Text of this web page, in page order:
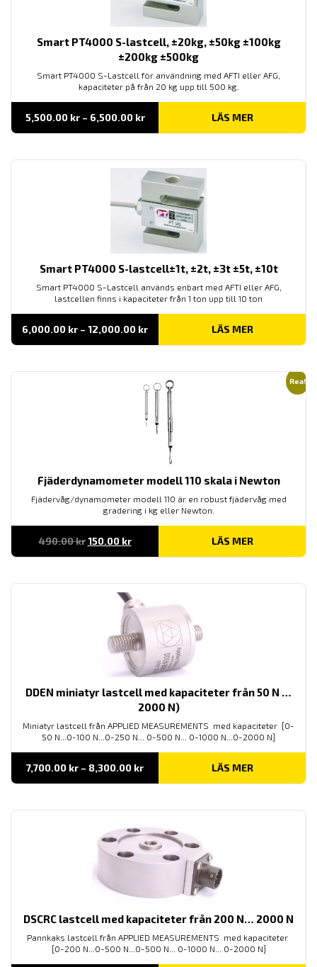
Smart PT4000 S-lastcell, ±20kg, ±50kg ±100kg
±200kg ±500kg
Smart PT4000 S-Lastcell för användning med AFTI eller AFG,
kapaciteter på från 20 kg upp till 500 kg.
5,500.00 kr – 6,500.00 krPrisintervall:
till
LÄS MER
Smart PT4000 S-lastcell±1t, ±2t, ±3t ±5t, ±10t
Smart PT4000 S-Lastcell används enbart med AFTI eller AFG,
lastcellen finns i kapaciteter från 1 ton upp till 10 ton
6,000.00 kr – 12,000.00 krPrisintervall:
till
LÄS MER
Rea!
Fjäderdynamometer modell 110 skala i Newton
Fjädervåg/dynamometer modell 110 är en robust fjädervåg med
gradering i kg eller Newton.
490.00kr Det
ursprungliga
priset
150.00 krDet
nuvarande
priset
LÄS MER
DDEN miniatyr lastcell med kapaciteter från 50 N …
2000 N)
Miniatyr lastcell från APPLIED MEASUREMENTS med kapaciteter [0-
50 N...0-100 N...0-250 N... 0-500 N... 0-1000 N...0-2000 N]
7,700.00 kr – 8,300.00 krPrisintervall:
till
LÄS MER
DSCRC lastcell med kapaciteter från 200 N… 2000 N
Pannkaks lastcell från APPLIED MEASUREMENTS med kapaciteter
[0-200 N...0-500 N...0-500 N... 0-1000 N... 0-2000 N]